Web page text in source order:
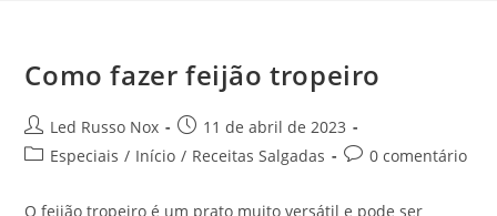
Como fazer feijão tropeiro
Led Russo Nox
11 de abril de 2023
Especiais / Início / Receitas Salgadas 0 comentário
O feijão tropeiro é um prato muito versátil e pode ser